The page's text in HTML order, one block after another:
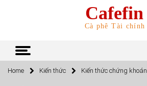
Cafefin
Cà phê Tài chính
TOP
Home Kiến thức Kiến thức chứng khoán